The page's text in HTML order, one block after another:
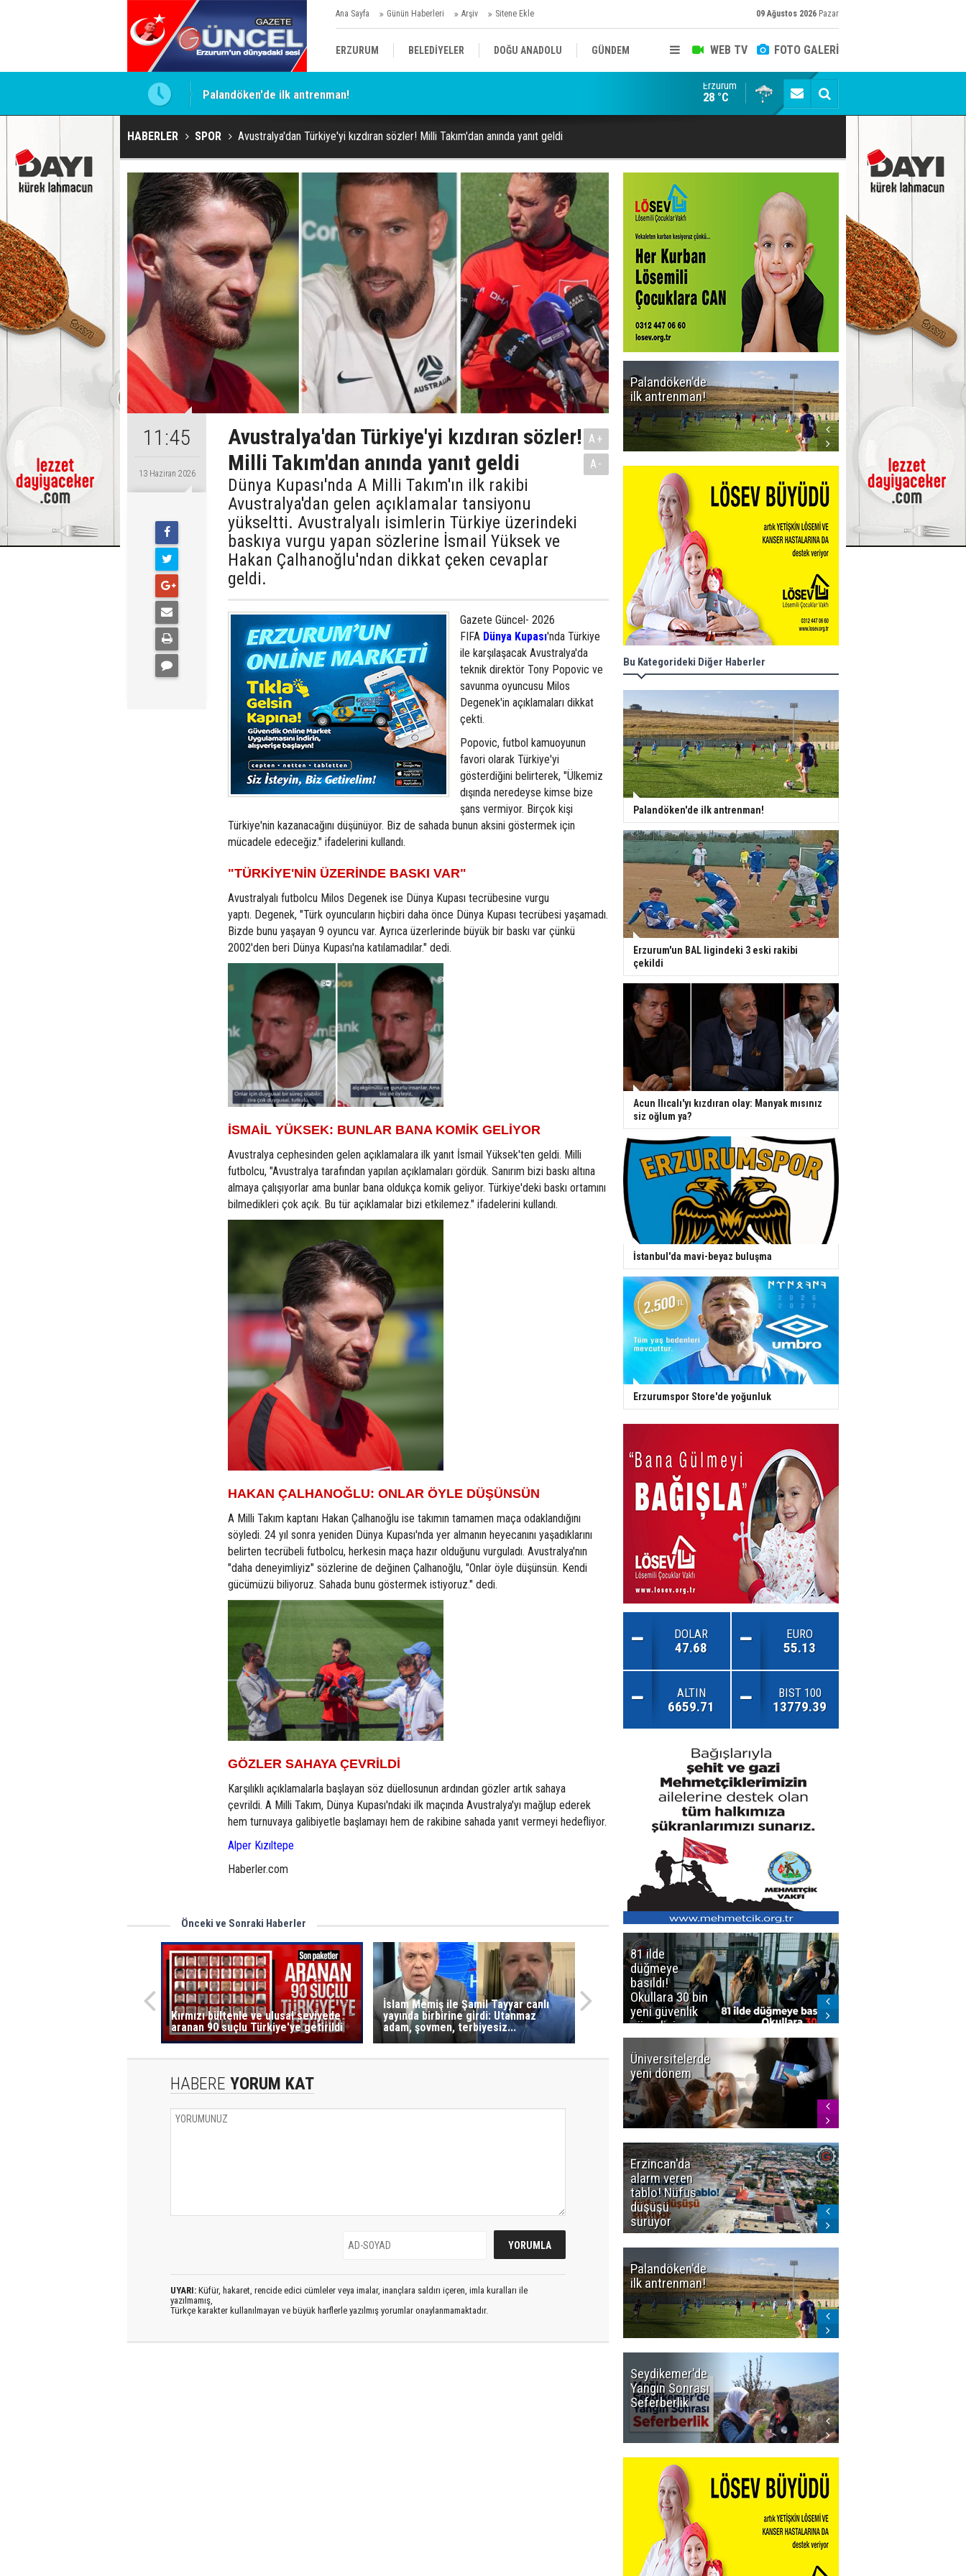
Ana Sayfa Günün Haberleri Arşiv Sitene Ekle 09 Ağustos 2026 Pazar
WEB TV FOTO GALERİ
ERZURUM BELEDİYELER DOĞU ANADOLU GÜNDEM
KÜLTÜR/SANAT//MAĞAZİN BODRUM
Palandöken'de ilk antrenman! Kaptan Yumlu piknikte!
Erzurum
28 °C
HABERLER SPOR Avustralya'dan Türkiye'yi kızdıran sözler! Milli Takım'dan anında yanıt geldi
11:45
13 Haziran 2026
Avustralya'dan Türkiye'yi kızdıran sözler!
Milli Takım'dan anında yanıt geldi
Dünya Kupası'nda A Milli Takım'ın ilk rakibi
Avustralya'dan gelen açıklamalar tansiyonu
yükseltti. Avustralyalı isimlerin Türkiye üzerindeki
baskıya vurgu yapan sözlerine İsmail Yüksek ve
Hakan Çalhanoğlu'ndan dikkat çeken cevaplar
geldi.
A+
A-
Gazete Güncel- 2026
FIFA Dünya Kupası'nda Türkiye
ile karşılaşacak Avustralya'da
teknik direktör Tony Popovic ve
savunma oyuncusu Milos
Degenek'in açıklamaları dikkat
çekti.
Popovic, futbol kamuoyunun
favori olarak Türkiye'yi
gösterdiğini belirterek, "Ülkemiz
dışında neredeyse kimse bize
şans vermiyor. Birçok kişi
Türkiye'nin kazanacağını düşünüyor. Biz de sahada bunun aksini göstermek için
mücadele edeceğiz." ifadelerini kullandı.
"TÜRKİYE'NİN ÜZERİNDE BASKI VAR"
Avustralyalı futbolcu Milos Degenek ise Dünya Kupası tecrübesine vurgu
yaptı. Degenek, "Türk oyuncuların hiçbiri daha önce Dünya Kupası tecrübesi yaşamadı.
Bizde bunu yaşayan 9 oyuncu var. Ayrıca üzerlerinde büyük bir baskı var çünkü
2002'den beri Dünya Kupası'na katılamadılar." dedi.
İSMAİL YÜKSEK: BUNLAR BANA KOMİK GELİYOR
Avustralya cephesinden gelen açıklamalara ilk yanıt İsmail Yüksek'ten geldi. Milli
futbolcu, "Avustralya tarafından yapılan açıklamaları gördük. Sanırım bizi baskı altına
almaya çalışıyorlar ama bunlar bana oldukça komik geliyor. Türkiye'deki baskı ortamını
bilmedikleri çok açık. Bu tür açıklamalar bizi etkilemez." ifadelerini kullandı.
HAKAN ÇALHANOĞLU: ONLAR ÖYLE DÜŞÜNSÜN
A Milli Takım kaptanı Hakan Çalhanoğlu ise takımın tamamen maça odaklandığını
söyledi. 24 yıl sonra yeniden Dünya Kupası'nda yer almanın heyecanını yaşadıklarını
belirten tecrübeli futbolcu, herkesin maça hazır olduğunu vurguladı. Avustralya'nın
"daha deneyimliyiz" sözlerine de değinen Çalhanoğlu, "Onlar öyle düşünsün. Kendi
gücümüzü biliyoruz. Sahada bunu göstermek istiyoruz." dedi.
GÖZLER SAHAYA ÇEVRİLDİ
Karşılıklı açıklamalarla başlayan söz düellosunun ardından gözler artık sahaya
çevrildi. A Milli Takım, Dünya Kupası'ndaki ilk maçında Avustralya'yı mağlup ederek
hem turnuvaya galibiyetle başlamayı hem de rakibine sahada yanıt vermeyi hedefliyor.
Alper Kızıltepe
Haberler.com
Önceki ve Sonraki Haberler
Kırmızı bültenle ve ulusal seviyede
aranan 90 suçlu Türkiye'ye getirildi
İslam Memiş ile Şamil Tayyar canlı
yayında birbirine girdi: Utanmaz
adam, şovmen, terbiyesiz...
HABERE YORUM KAT
UYARI: Küfür, hakaret, rencide edici cümleler veya imalar, inançlara saldırı içeren, imla kuralları ile
yazılmamış,
Türkçe karakter kullanılmayan ve büyük harflerle yazılmış yorumlar onaylanmamaktadır.
Palandöken'de
ilk antrenman!
Bu Kategorideki Diğer Haberler
Palandöken'de ilk antrenman!
Erzurum'un BAL ligindeki 3 eski rakibi
çekildi
Acun Ilıcalı'yı kızdıran olay: Manyak mısınız
siz oğlum ya?
İstanbul'da mavi-beyaz buluşma
Erzurumspor Store'de yoğunluk
DOLAR
47.68
EURO
55.13
ALTIN
6659.71
BIST 100
13779.39
81 ilde
düğmeye
basıldı!
Okullara 30 bin
yeni güvenlik
görevlisi
Üniversitelerde
yeni dönem
Erzincan'da
alarm veren
tablo! Nüfus
düşüşü
sürüyor
Palandöken'de
ilk antrenman!
Seydikemer'de
Yangın Sonrası
Seferberlik